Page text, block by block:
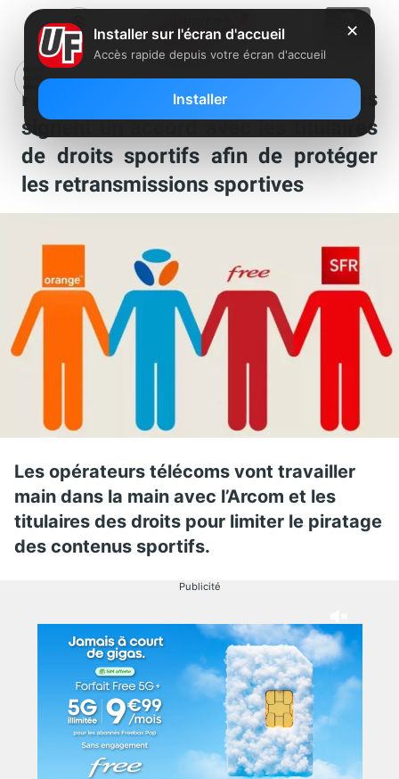
Free, Orange, SFR et Bouygues
signent un accord avec les titulaires
de droits sportifs afin de protéger
les retransmissions sportives
Les opérateurs télécoms vont travailler
main dans la main avec l’Arcom et les
titulaires des droits pour limiter le piratage
des contenus sportifs.
Publicité
✕
Installer sur l'écran d'accueil
Accès rapide depuis votre écran d'accueil
Installer